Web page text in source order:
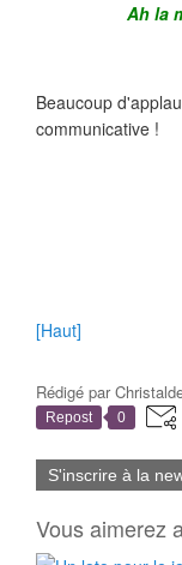
Ah la
Beaucoup
communicative !
[Haut]
Rédigé par
Repost 0
S'inscrire à la
Vous aimerez